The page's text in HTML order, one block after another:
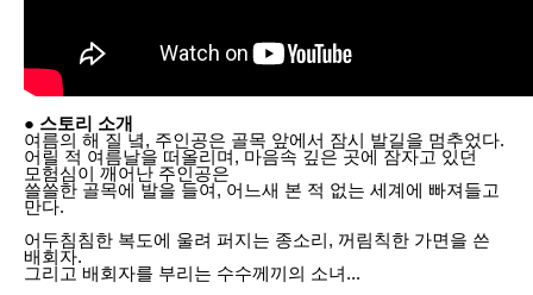
● 스토리 소개
여름의 해 질 녘, 주인공은 골목 앞에서 잠시 발길을 멈추었다.
어릴 적 여름날을 떠올리며, 마음속 깊은 곳에 잠자고 있던
모험심이 깨어난 주인공은
쓸쓸한 골목에 발을 들여, 어느새 본 적 없는 세계에 빠져들고
만다.
어두침침한 복도에 울려 퍼지는 종소리, 꺼림칙한 가면을 쓴
배회자.
그리고 배회자를 부리는 수수께끼의 소녀...